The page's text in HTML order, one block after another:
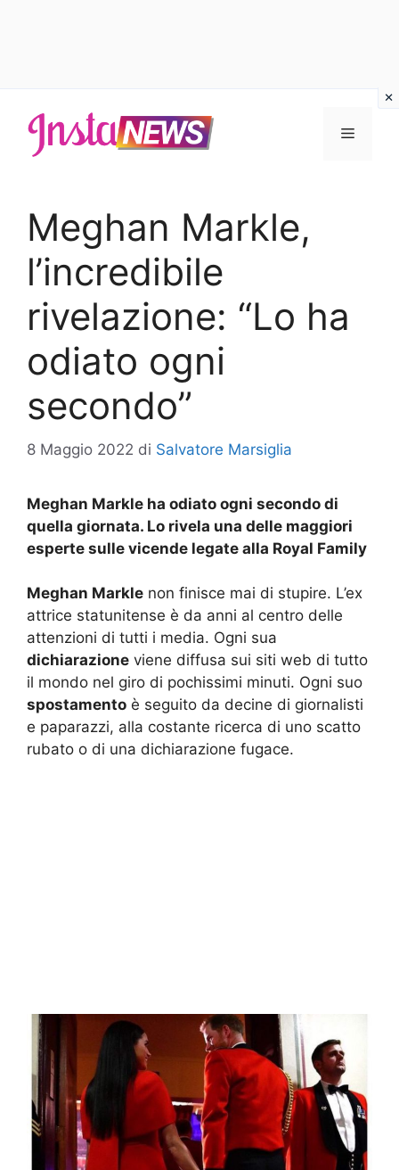
contenuto
Menu
Meghan Markle,
l’incredibile
rivelazione: “Lo ha
odiato ogni
secondo”
8 Maggio 2022 di Salvatore Marsiglia
Meghan Markle ha odiato ogni secondo di
quella giornata. Lo rivela una delle maggiori
esperte sulle vicende legate alla Royal Family
Meghan Markle non finisce mai di stupire. L’ex
attrice statunitense è da anni al centro delle
attenzioni di tutti i media. Ogni sua
dichiarazione viene diffusa sui siti web di tutto
il mondo nel giro di pochissimi minuti. Ogni suo
spostamento è seguito da decine di giornalisti
e paparazzi, alla costante ricerca di uno scatto
rubato o di una dichiarazione fugace.